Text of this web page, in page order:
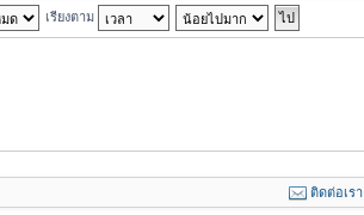
เรียงตาม
ติดต่อเรา